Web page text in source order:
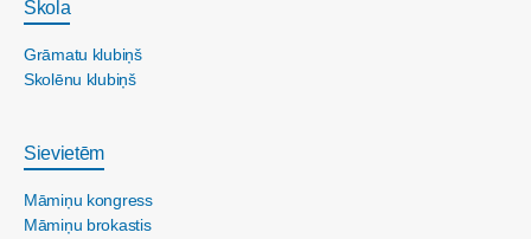
Skola
Grāmatu klubiņš
Skolēnu klubiņš
Sievietēm
Māmiņu kongress
Māmiņu brokastis